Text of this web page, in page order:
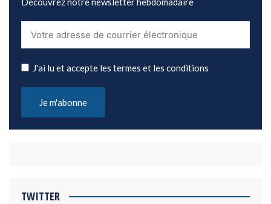
J'ai lu et accepte les termes et les conditions
TWITTER